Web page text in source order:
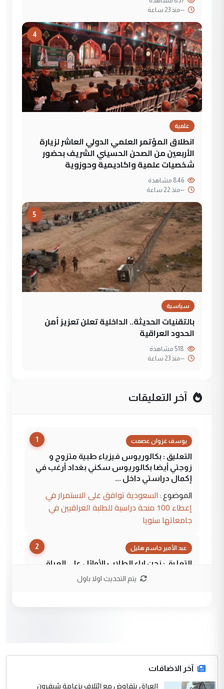
--منذ 23 ساعة
4
علمية
انطلاق المؤتمر العلمي الدولي العاشر لزيارة
الأربعين من الصحن الحسيني الشريف بحضور
شخصيات علمية واكاديمية وحوزوية
--منذ 22 ساعة
5
سياسية
بالتقنيات الحديثة.. الداخلية تعلن تعزيز أمن
الحدود العراقية
--منذ 23 ساعة
آخر التعليقات
1 يوسف غزوان عصمت
التعليق : بكالوريوس فيزياء طبية متزوج و
زوجتي أيضا بكالوريوس سكني بغداد أرغب في
إكمال دراستي داخل ...
الموضوع : السعودية توافق على الاستمرار في
إعطاء 100 منحة دراسية للطلبة العراقيين في
جامعاتها سنويا
2 عبد الأمير جاسم هليل
التعليق : نحن اباء الطلاب الأوائل على العراق
نتشرف بلقاء السيد احمد الصافي في العتبات
التعليق : قرار مستعجل جدا ولامصلحة فيه
للوزاره ولا للمواطن القرار الصائب يكون بعد
الاستماع للمدير ومغرفة ...
يتم التحديث اولا باول
آخر الاضافات
العراق يتفاوض مع ائتلاف بزعامة شيفرون